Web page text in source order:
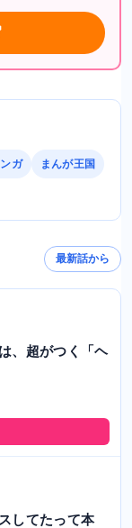
ガ まんが王国
最新話から
、超がつく「ヘ
してたって本